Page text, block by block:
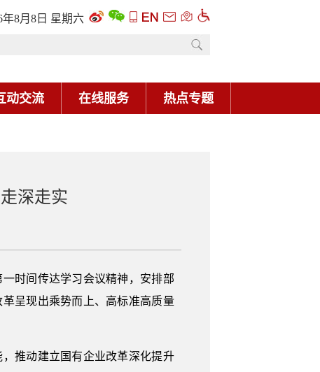
年8月8日 星期六
动交流 在线服务 热点专题
深走实
时间传达学习会议精神，安排部
呈现出乘势而上、高标准高质量
推动建立国有企业改革深化提升